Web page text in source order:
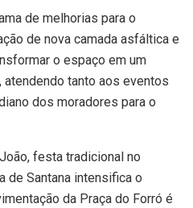
de melhorias para o
de nova camada asfáltica e
o espaço em um
tanto aos eventos
dos moradores para o
festa tradicional no
de Santana intensifica o
da Praça do Forró é